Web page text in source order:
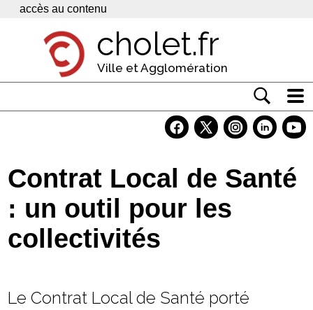
Panneau de gestion des cookies
accès au contenu
cholet.fr
Ville et Agglomération
Economie
Services
Contacts
Contrat Local de Santé
: un outil pour les
collectivités
Le Contrat Local de Santé porté